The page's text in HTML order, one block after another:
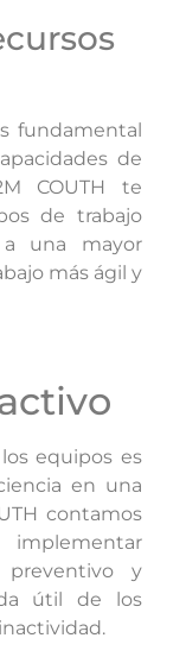
fundamental
de
COUTH te
de trabajo
a una mayor
más ágil y
equipos es
en una
contamos
implementar
preventivo y
útil de los